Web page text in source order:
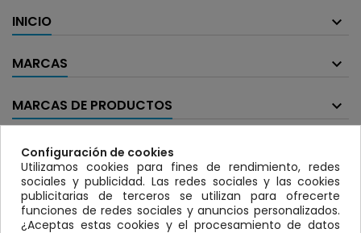
INICIO
MARCAS
MARCAS DE PRODUCTOS
BANNER
GEL - CREMAS REDUCTORAS
Configuración de cookies
Utilizamos cookies para fines de rendimiento, redes
sociales y publicidad. Las redes sociales y las cookies
publicitarias de terceros se utilizan para ofrecerte
funciones de redes sociales y anuncios personalizados.
¿Aceptas estas cookies y el procesamiento de datos